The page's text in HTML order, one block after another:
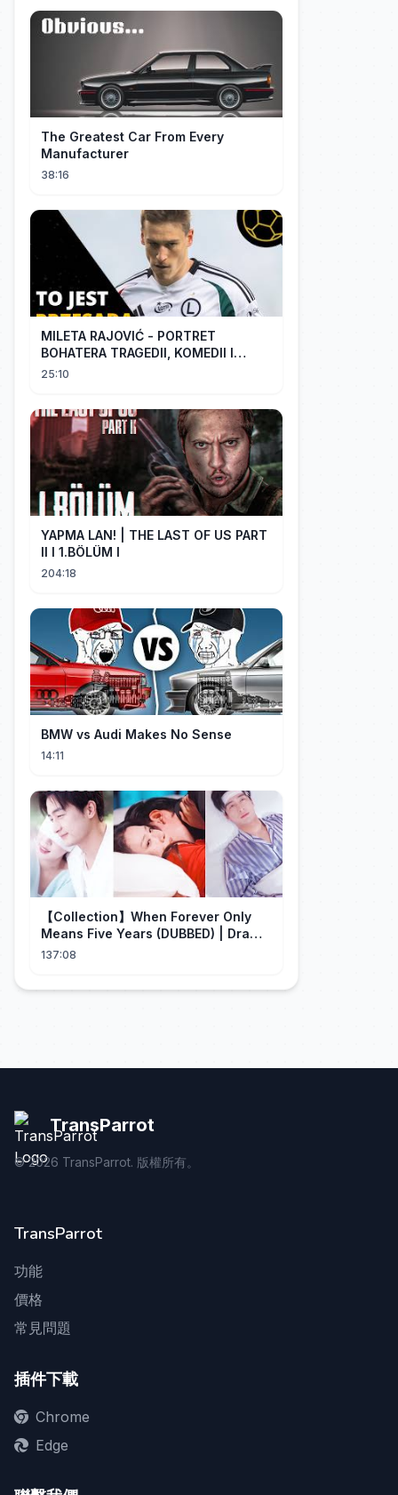
The Greatest Car From Every
Manufacturer
38:16
MILETA RAJOVIĆ - PORTRET
BOHATERA TRAGEDII, KOMEDII I
DRAMATU
25:10
YAPMA LAN! | THE LAST OF US PART
II I 1.BÖLÜM I
204:18
BMW vs Audi Makes No Sense
14:11
【Collection】When Forever Only
Means Five Years (DUBBED) | Drama
Talk
137:08
TransParrot
©2026 TransParrot. 版權所有。
TransParrot
功能
價格
常見問題
插件下載
Chrome
Edge